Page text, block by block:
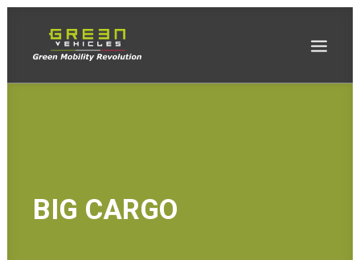
BIG CARGO